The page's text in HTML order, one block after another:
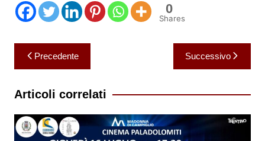
0
Shares
Navigazione
articoli
Precedente Successivo
Articoli correlati